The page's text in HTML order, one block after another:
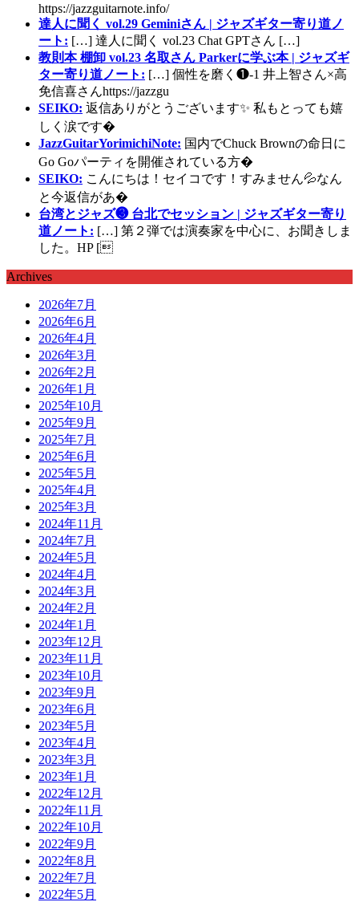
https://jazzguitarnote.info/
達人に聞く vol.29 Geminiさん | ジャズギター寄り道ノ
ート: […] 達人に聞く vol.23 Chat GPTさん […]
教則本 棚卸 vol.23 名取さん Parkerに学ぶ本 | ジャズギ
ター寄り道ノート: […] 個性を磨く❶-1 井上智さん×高
免信喜さんhttps://jazzgu
SEIKO: 返信ありがとうございます✨ 私もとっても嬉
しく涙です�
JazzGuitarYorimichiNote: 国内でChuck Brownの命日に
Go Goパーティを開催されている方�
SEIKO: こんにちは！セイコです！すみません💦なん
と今返信があ�
台湾とジャズ❸ 台北でセッション | ジャズギター寄り
道ノート: […] 第２弾では演奏家を中心に、お聞きしま
した。HP [
Archives
2026年7月
2026年6月
2026年4月
2026年3月
2026年2月
2026年1月
2025年10月
2025年9月
2025年7月
2025年6月
2025年5月
2025年4月
2025年3月
2024年11月
2024年7月
2024年5月
2024年4月
2024年3月
2024年2月
2024年1月
2023年12月
2023年11月
2023年10月
2023年9月
2023年6月
2023年5月
2023年4月
2023年3月
2023年1月
2022年12月
2022年11月
2022年10月
2022年9月
2022年8月
2022年7月
2022年5月